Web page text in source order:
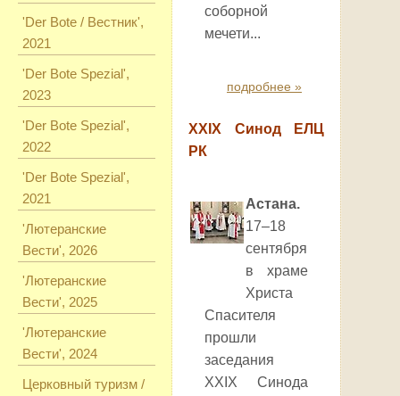
'Der Bote / Вестник',
2021
'Der Bote Spezial',
2023
'Der Bote Spezial',
2022
'Der Bote Spezial',
2021
'Лютеранские
Вести', 2026
'Лютеранские
Вести', 2025
'Лютеранские
Вести', 2024
Церковный туризм /
соборной
мечети...
подробнее »
XXIX Синод ЕЛЦ
РК
Астана.
17–18
сентября
в храме
Христа
Спасителя
прошли
заседания
XXIX
Синода